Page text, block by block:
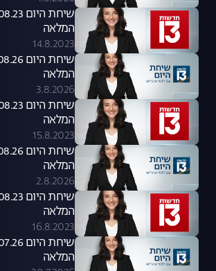
המלאה
14.8.2023
המלאה
3.8.2026
המלאה
15.8.2023
המלאה
2.8.2026
המלאה
16.8.2023
המלאה